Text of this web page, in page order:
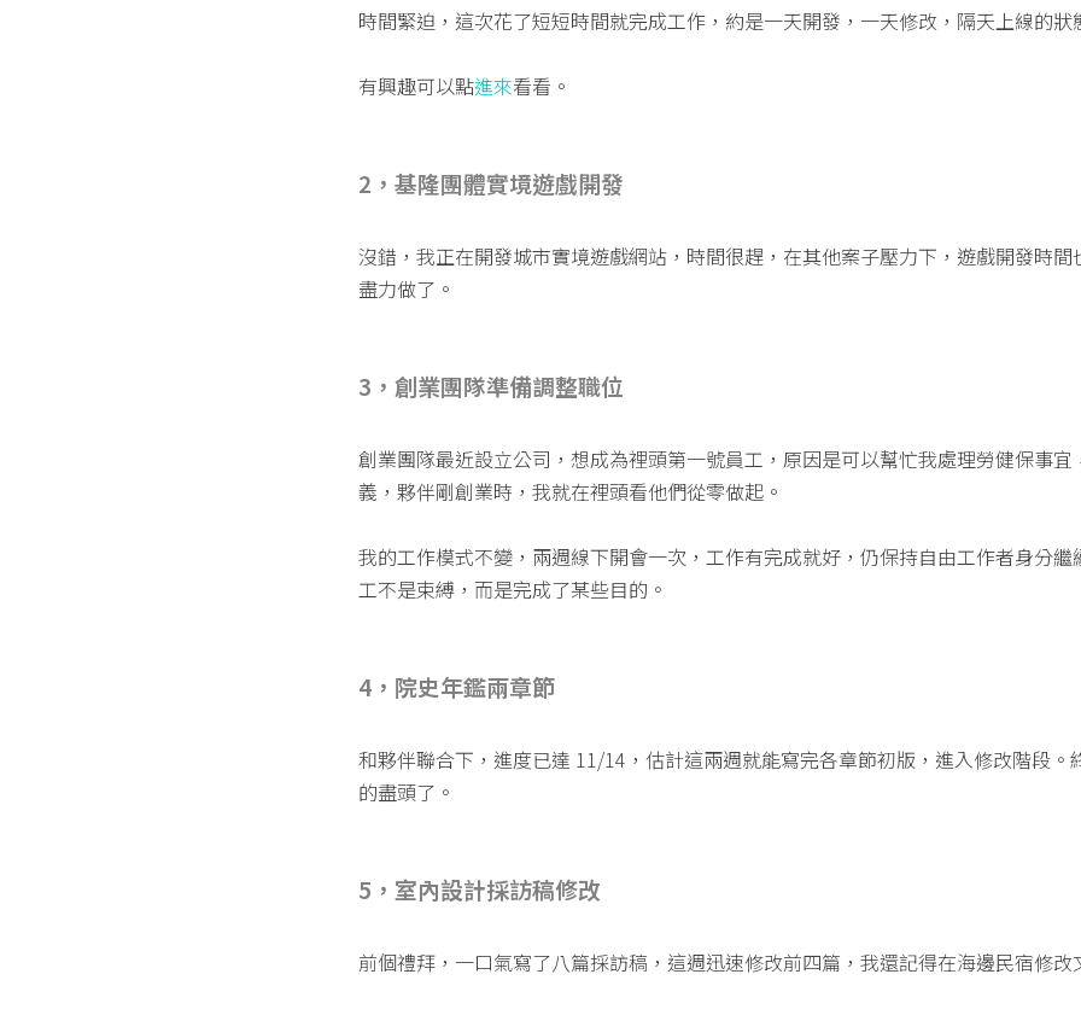
時間緊迫，這次花了短短時間就完成工作，約是一天開發，一天修改，隔天上線的狀
有興趣可以點進來看看。
2，基隆團體實境遊戲開發
沒錯，我正在開發城市實境遊戲網站，時間很趕，在其他案子壓力下，遊戲開發時間
盡力做了。
3，創業團隊準備調整職位
創業團隊最近設立公司，想成為裡頭第一號員工，原因是可以幫忙我處理勞健保事宜
義，夥伴剛創業時，我就在裡頭看他們從零做起。
我的工作模式不變，兩週線下開會一次，工作有完成就好，仍保持自由工作者身分繼
工不是束縛，而是完成了某些目的。
4，院史年鑑兩章節
和夥伴聯合下，進度已達 11/14，估計這兩週就能寫完各章節初版，進入修改階段。
的盡頭了。
5，室內設計採訪稿修改
前個禮拜，一口氣寫了八篇採訪稿，這週迅速修改前四篇，我還記得在海邊民宿修改